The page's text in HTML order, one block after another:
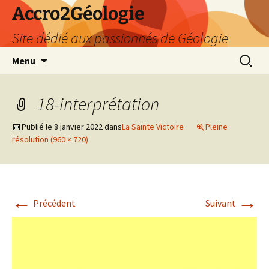
Accro2Géologie
Site dédié aux passionnés de Géologie
Menu
18-interprétation
Publié le 8 janvier 2022dansLa Sainte Victoire
Pleine
résolution (960 × 720)
← Précédent Suivant →